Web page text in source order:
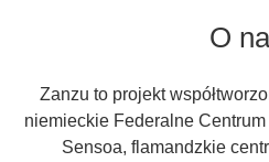
O
Zanzu to projekt
niemieckie Federalne
Sensoa, flamandzkie